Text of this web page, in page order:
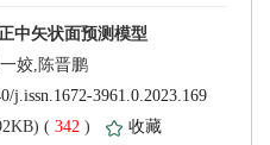
342 )